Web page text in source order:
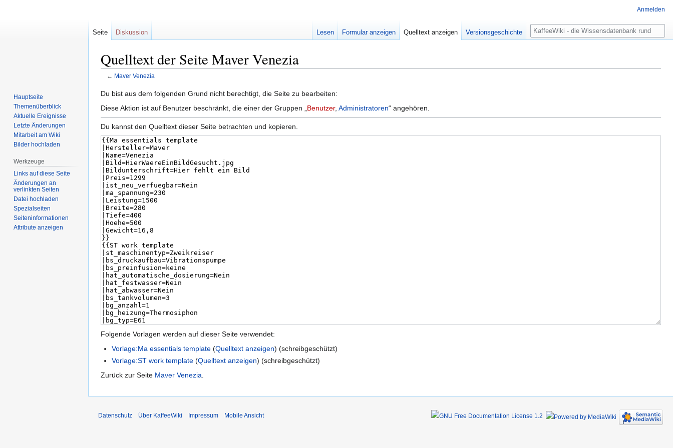
Quelltext der Seite Maver Venezia
← Maver Venezia
Zur
Navigation
Zur
Suche
Du bist aus dem folgenden Grund nicht berechtigt, die Seite zu bearbeiten:
Diese Aktion ist auf Benutzer beschränkt, die einer der Gruppen „ Benutzer, Administratoren“ angehören.
Du kannst den Quelltext dieser Seite betrachten und kopieren.
Folgende Vorlagen werden auf dieser Seite verwendet:
Vorlage:Ma essentials template (Quelltext anzeigen) (schreibgeschützt)
Vorlage:ST work template (Quelltext anzeigen) (schreibgeschützt)
Zurück zur Seite Maver Venezia
Anmelden
Seite Diskussion Lesen Formular anzeigen Quelltext anzeigen Versionsgeschichte
Suche
Hauptseite
Themenüberblick
Aktuelle Ereignisse
Letzte Änderungen
Mitarbeit am Wiki
Bilder hochladen
Werkzeuge
Links auf diese Seite
Änderungen an
verlinkten Seiten
Datei hochladen
Spezialseiten
Seiten­informationen
Attribute anzeigen
Datenschutz Über KaffeeWiki Impressum Mobile Ansicht